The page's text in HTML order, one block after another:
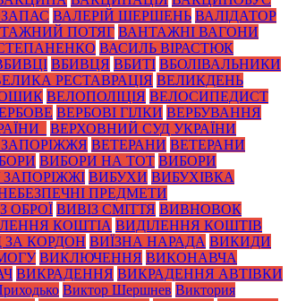
ВАЛЕРІЙ ШЕРШЕНЬ ВАЛІДАТОР
ПОТЯГ ВАНТАЖНІ ВАГОНИ
ВАСИЛЬ ВІРАСТЮК
ВБИВЦЯ ВБИТІ ВБОЛІВАЛЬНИКИ
РЕСТАВРАЦІЯ ВЕЛИКДЕНЬ
ВЕЛОПОЛІЦІЯ ВЕЛОСИПЕДИСТ
ВЕРБОВІ ГІЛКИ ВЕРБУВАННЯ
ВЕРХОВНИЙ СУД УКРАЇНИ
ВЕТЕРАНИ ВЕТЕРАНИ
ВИБОРИ НА ТОТ ВИБОРИ
ВИБУХИ ВИБУХІВКА
ПРЕДМЕТИ
ОБРОЇ ВИВІЗ СМІТТЯ ВИВНОВОК
КОШТІА ВИДІЛЕННЯ КОШТІВ
ЗА КОРДОН ВИЇЗНА НАРАДА ВИКИДИ
ВИКЛЮЧЕННЯ ВИКОНАВЧА
ВИКРАДЕННЯ ВИКРАДЕННЯ АВТІВКИ
Виктор Шершнев Виктория